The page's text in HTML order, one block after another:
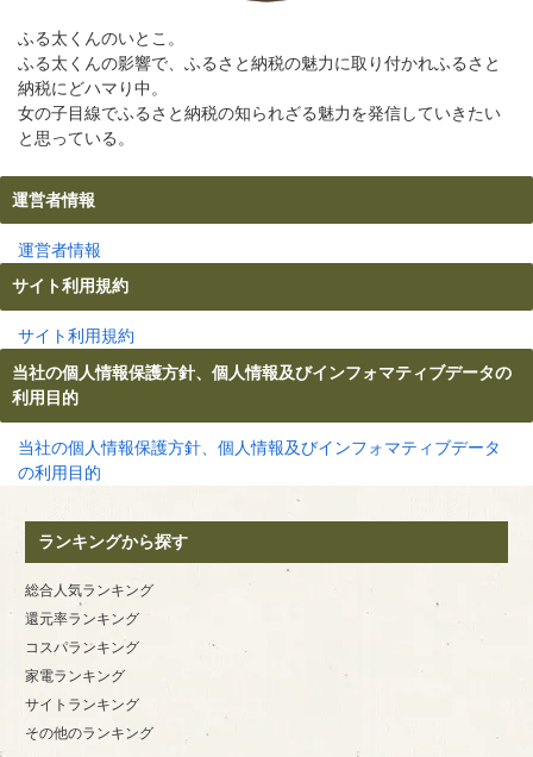
ふる太くんのいとこ。
ふる太くんの影響で、ふるさと納税の魅力に取り付かれふるさと
納税にどハマり中。
女の子目線でふるさと納税の知られざる魅力を発信していきたい
と思っている。
運営者情報
運営者情報
サイト利用規約
サイト利用規約
当社の個人情報保護方針、個人情報及びインフォマティブデータの
利用目的
当社の個人情報保護方針、個人情報及びインフォマティブデータ
の利用目的
ランキングから探す
総合人気ランキング
還元率ランキング
コスパランキング
家電ランキング
サイトランキング
その他のランキング